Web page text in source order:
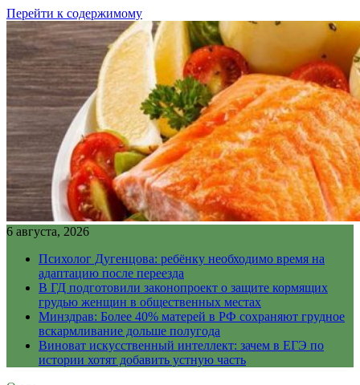
Перейти к содержимому
6 августа, 2026
Психолог Дугенцова: ребёнку необходимо время на
адаптацию после переезда
В ГД подготовили законопроект о защите кормящих
грудью женщин в общественных местах
Минздрав: Более 40% матерей в РФ сохраняют грудное
вскармливание дольше полугода
Виноват искусственный интеллект: зачем в ЕГЭ по
истории хотят добавить устную часть